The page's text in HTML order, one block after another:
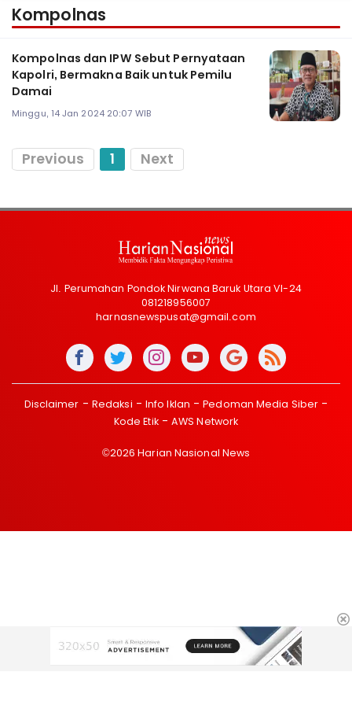
Kompolnas
Kompolnas dan IPW Sebut Pernyataan
Kapolri, Bermakna Baik untuk Pemilu
Damai
Minggu, 14 Jan 2024 20:07 WIB
Previous 1 Next
Jl. Perumahan Pondok Nirwana Baruk Utara VI-24
081218956007
harnasnewspusat@gmail.com
Disclaimer Redaksi Info Iklan
Pedoman Media Siber
Kode Etik
AWS Network
©2026 Harian Nasional News